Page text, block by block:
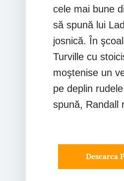
cele mai bune
să spună lui
josnică. În
Turville cu
moştenise un
pe deplin
spună, Randall
Descarca